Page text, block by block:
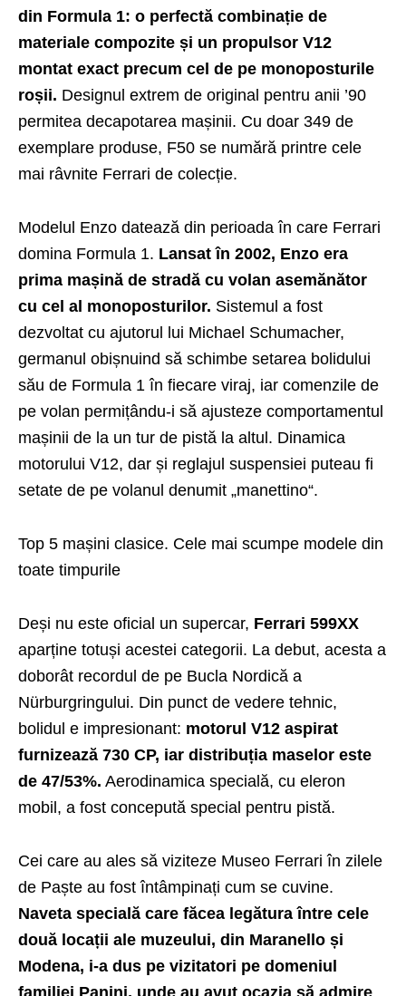
din Formula 1: o perfectă combinație de
materiale compozite și un propulsor V12
montat exact precum cel de pe monoposturile
roșii. Designul extrem de original pentru anii ’90
permitea decapotarea mașinii. Cu doar 349 de
exemplare produse, F50 se numără printre cele
mai râvnite Ferrari de colecție.
Modelul Enzo datează din perioada în care Ferrari
domina Formula 1. Lansat în 2002, Enzo era
prima mașină de stradă cu volan asemănător
cu cel al monoposturilor. Sistemul a fost
dezvoltat cu ajutorul lui Michael Schumacher,
germanul obișnuind să schimbe setarea bolidului
său de Formula 1 în fiecare viraj, iar comenzile de
pe volan permițându-i să ajusteze comportamentul
mașinii de la un tur de pistă la altul. Dinamica
motorului V12, dar și reglajul suspensiei puteau fi
setate de pe volanul denumit „manettino“.
Top 5 mașini clasice. Cele mai scumpe modele din
toate timpurile
Deși nu este oficial un supercar, Ferrari 599XX
aparține totuși acestei categorii. La debut, acesta a
doborât recordul de pe Bucla Nordică a
Nürburgringului. Din punct de vedere tehnic,
bolidul e impresionant: motorul V12 aspirat
furnizează 730 CP, iar distribuția maselor este
de 47/53%. Aerodinamica specială, cu eleron
mobil, a fost concepută special pentru pistă.
Cei care au ales să viziteze Museo Ferrari în zilele
de Paște au fost întâmpinați cum se cuvine.
Naveta specială care făcea legătura între cele
două locații ale muzeului, din Maranello și
Modena, i-a dus pe vizitatori pe domeniul
familiei Panini, unde au avut ocazia să admire